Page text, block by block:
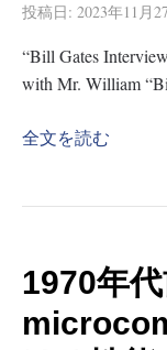
投稿日: 2023年11月
“Bill Gates
with Mr. William
全文を読む
1970年